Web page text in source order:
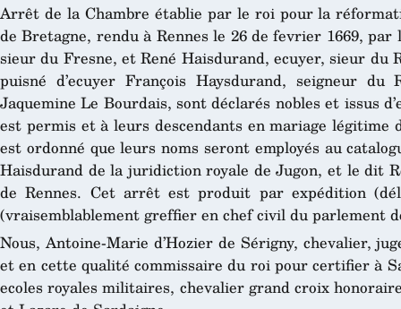
Arrêt de la Chambre établie par le roi pour la
de Bretagne, rendu à Rennes le 26 de fevrier 1669,
sieur du Fresne, et René Haisdurand, ecuyer, sieur du
puisné d’ecuyer François Haysdurand, seigneur
Jaquemine Le Bourdais, sont déclarés nobles et issus
est permis et à leurs descendants en mariage légitime
est ordonné que leurs noms seront employés au
Haisdurand de la juridiction royale de Jugon, et le dit
de Rennes. Cet arrêt est produit par expédition
(vraisemblablement greffier en chef civil du parlement
Nous, Antoine-Marie d’Hozier de Sérigny, chevalier,
et en cette qualité commissaire du roi pour certifier à
ecoles royales militaires, chevalier grand croix